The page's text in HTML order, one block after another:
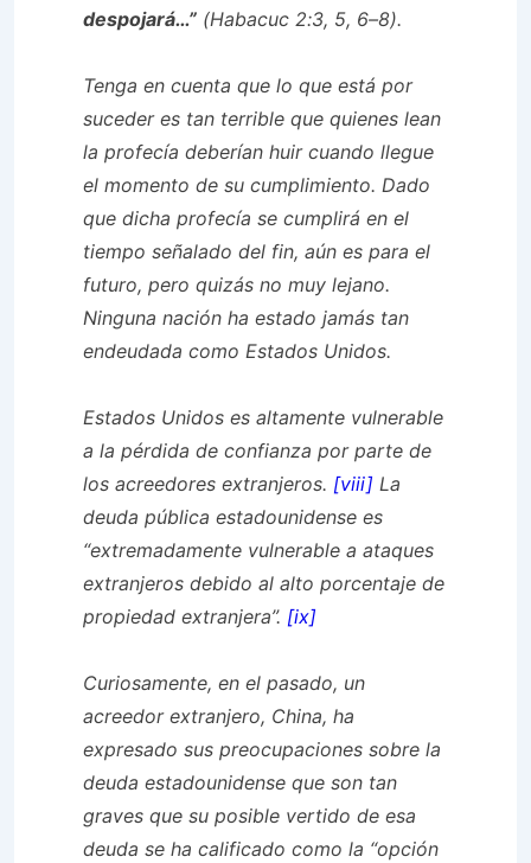
despojará…” (Habacuc 2:3, 5, 6–8).
Tenga en cuenta que lo que está por
suceder es tan terrible que quienes lean
la profecía deberían huir cuando llegue
el momento de su cumplimiento. Dado
que dicha profecía se cumplirá en el
tiempo señalado del fin, aún es para el
futuro, pero quizás no muy lejano.
Ninguna nación ha estado jamás tan
endeudada como Estados Unidos.
Estados Unidos es altamente vulnerable
a la pérdida de confianza por parte de
los acreedores extranjeros. [viii] La
deuda pública estadounidense es
“extremadamente vulnerable a ataques
extranjeros debido al alto porcentaje de
propiedad extranjera”. [ix]
Curiosamente, en el pasado, un
acreedor extranjero, China, ha
expresado sus preocupaciones sobre la
deuda estadounidense que son tan
graves que su posible vertido de esa
deuda se ha calificado como la “opción